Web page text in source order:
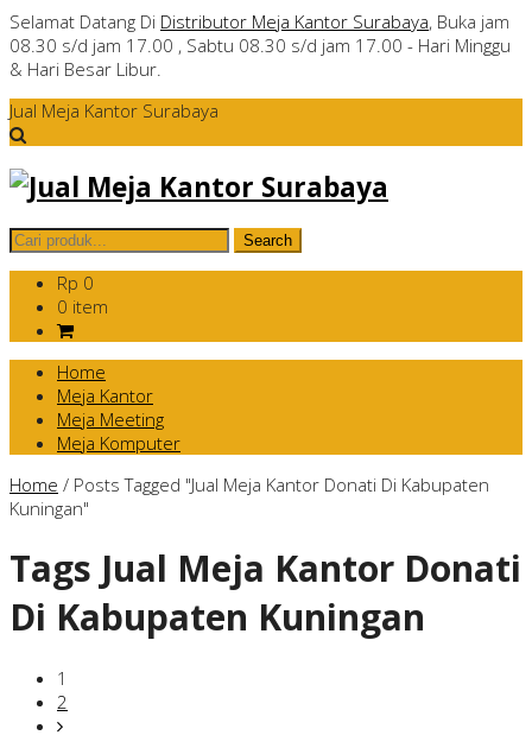
Selamat Datang Di Distributor Meja Kantor Surabaya, Buka jam
08.30 s/d jam 17.00 , Sabtu 08.30 s/d jam 17.00 - Hari Minggu
& Hari Besar Libur.
Jual Meja Kantor Surabaya
Rp 0
0 item
Home
Meja Kantor
Meja Meeting
Meja Komputer
Home / Posts Tagged "Jual Meja Kantor Donati Di Kabupaten
Kuningan"
Tags Jual Meja Kantor Donati
Di Kabupaten Kuningan
1
2